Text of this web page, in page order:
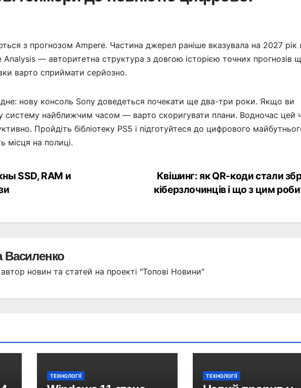
з прогнозом Ampere. Частина джерел раніше вказувала на 2027 рік
— авторитетна структура з довгою історією точних прогнозів
варто сприймати серйозно.
нову консоль Sony доведеться почекати ще два-три роки. Якщо ви
систему найближчим часом — варто скоригувати плани. Водночас цей
Пройдіть бібліотеку PS5 і підготуйтеся до цифрового
місця на полиці.
Квішинг: як QR-коди стали
кіберзлочинців і що з цим
SSD, RAM и
Василенко
новин та статей на проекті "Топові Новини"
ТЕХНОЛОГІЇ ТЕХНОЛОГІЇ